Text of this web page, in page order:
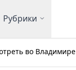
Рубрики
во Владимире